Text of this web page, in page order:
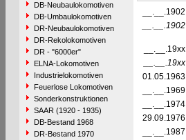
DB-Neubaulokomotiven
DB-Umbaulokomotiven
DR-Neubaulokomotiven
DR-Rekolokomotiven
DR - "6000er"
ELNA-Lokomotiven
Industrielokomotiven
Feuerlose Lokomotiven
Sonderkonstruktionen
SAAR (1920 - 1935)
DB-Bestand 1968
DR-Bestand 1970
__.__.1902
__.__.1902
__.__.19xx
__.__.19xx
01.05.1963
__.__.1969
__.__.1974
29.09.1976
__.__.1987